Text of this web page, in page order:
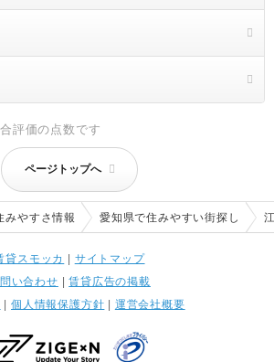
評価の点数です
ページトップへ
みやすさ情報 愛知県で住みやすい街探し
貸スモッカ
サイトマップ
い合わせ |賃貸広告の掲載
個人情報保護方針 運営会社概要